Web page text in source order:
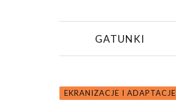
GATUNKI
EKRANIZACJE I ADAPTACJE